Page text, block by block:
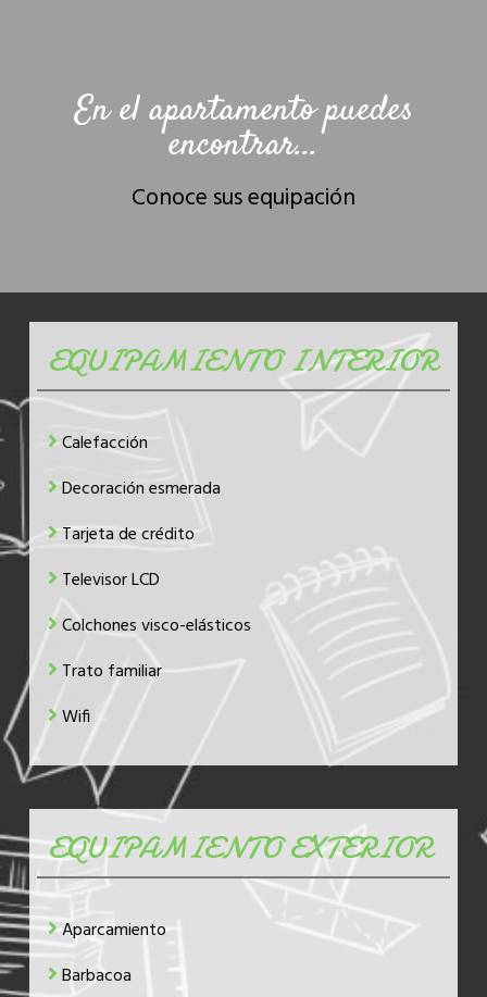
En el apartamento puedes
encontrar...
Conoce sus equipación
EQUIPAMIENTO INTERIOR
Calefacción
Decoración esmerada
Tarjeta de crédito
Televisor LCD
Colchones visco-elásticos
Trato familiar
Wifi
EQUIPAMIENTO EXTERIOR
Aparcamiento
Barbacoa